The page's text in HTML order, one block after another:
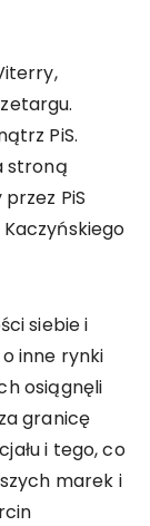
PiS.
stroną
PiS
siebie i
inne rynki
osiągnęli
granicę
i tego, co
marek i